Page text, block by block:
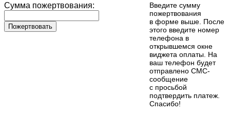
Сумма пожертвования:
Пожертвовать
Введите сумму
пожертвования
в форме выше. После
этого введите номер
телефона в
открывшемся окне
виджета оплаты. На
ваш телефон будет
отправлено СМС-
сообщение
с просьбой
подтвердить платеж.
Cпасибо!